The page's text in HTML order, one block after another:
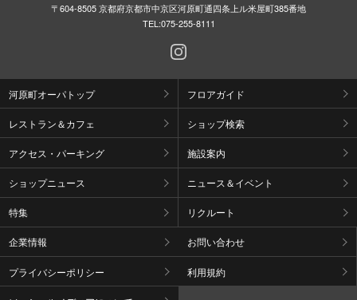
〒604-8505 京都府京都市中京区河原町通四条上ル米屋町385番地
TEL:075-255-8111
河原町オーパトップ フロアガイド
レストラン＆カフェ ショップ検索
アクセス・パーキング 施設案内
ショップニュース ニュース＆イベント
特集 リクルート
企業情報 お問い合わせ
プライバシーポリシー 利用規約